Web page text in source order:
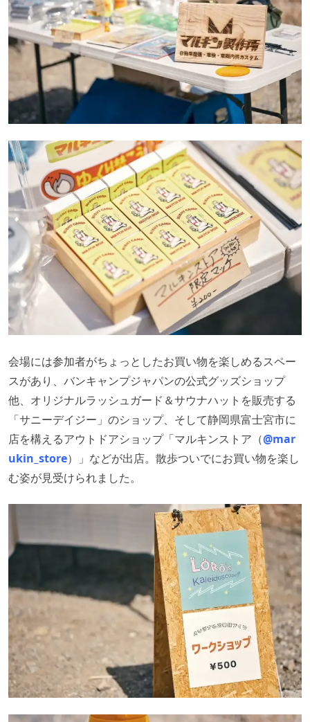
会場には参加者がちょっとしたお買い物を楽しめるスペー
スがあり、バンキャンプジャパンの公式グッズショップ
他、オリジナルラッシュガード＆サウナハットを販売する
「サニーデイジー」のショップ、そして静岡県富士宮市に
店を構えるアウトドアショップ「マルキンストア（@mar
ukin_store）」などが出店。散歩ついでにお買い物を楽し
む姿が見受けられました。